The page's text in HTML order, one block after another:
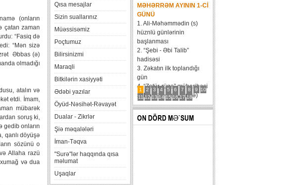
(onların
çatan zaman
“Fasiq də
“Mən sizə
Əbbas (ə)
olmadığı
atalın və
etdi. İmam,
mübarək
soruş ki,
gedib onların
qanlı döyüşə
sözünü o
Allaha razü
və dua
Qısa mesajlar
Sizin suallarınız
Müəssisəmiz
Poçtumuz
Bilirsinizmi
Maraqli
Bitkilərin xasiyyəti
Ədəbi yazılar
Öyüd-Nəsihət-Rəvayət
Dualar - Zikrlər
Şiə məqalələri
İman-Təqva
"Surə"lər haqqında qısa
məlumat
Uşaqlar
1 2 3 4 5 6 7 8 9
10
11 12 13 14 15 16 17 18
MƏHƏRRƏM AYININ 1-CI
GÜNÜ
1. Ali-Məhəmmədin (s)
hüznlü günlərinin
başlanması
2. “Şebi - Əbi Talib”
hadisəsi
3. Zəkatın ilk toplandığı
gün
4. “Zatür-rüqa” müharibəsi
5. Həzrət Hüseynin (ə)
karvanının Bəni Məqatilin
qəsrinə çatması
6....
ON DÖRD MƏ`SUM